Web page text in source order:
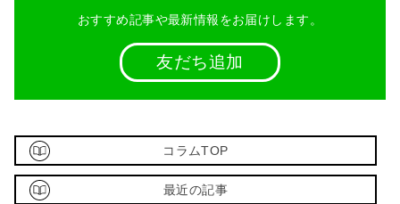
おすすめ記事や最新情報をお届けします。
友だち追加
コラムTOP
最近の記事